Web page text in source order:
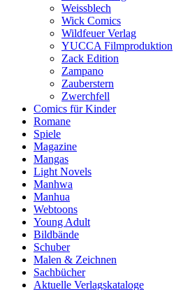
Weissblech
Wick Comics
Wildfeuer Verlag
YUCCA Filmproduktion
Zack Edition
Zampano
Zauberstern
Zwerchfell
Comics für Kinder
Romane
Spiele
Magazine
Mangas
Light Novels
Manhwa
Manhua
Webtoons
Young Adult
Bildbände
Schuber
Malen & Zeichnen
Sachbücher
Aktuelle Verlagskataloge